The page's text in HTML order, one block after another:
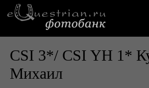
CSI 3*/ CSI YH 1*
Михаил